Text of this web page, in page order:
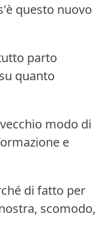
questo nuovo
parto
quanto
modo di
e
di fatto per
scomodo,